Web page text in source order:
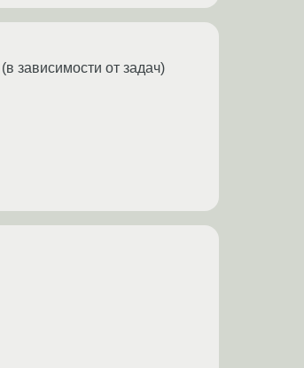
зависимости от задач)